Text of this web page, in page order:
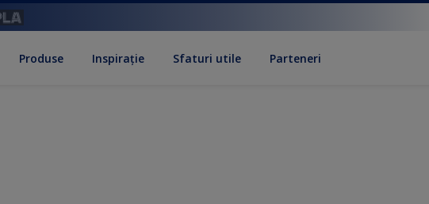
Produse Inspirație Sfaturi utile Parteneri